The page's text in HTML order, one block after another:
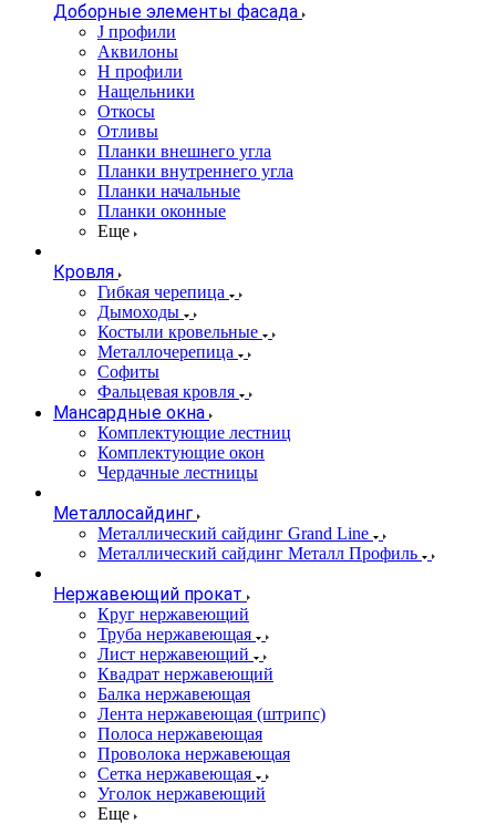
Доборные элементы фасада
J профили
Аквилоны
Н профили
Нащельники
Откосы
Отливы
Планки внешнего угла
Планки внутреннего угла
Планки начальные
Планки оконные
Еще
Кровля
Гибкая черепица
Дымоходы
Костыли кровельные
Металлочерепица
Софиты
Фальцевая кровля
Мансардные окна
Комплектующие лестниц
Комплектующие окон
Чердачные лестницы
Металлосайдинг
Металлический сайдинг Grand Line
Металлический сайдинг Металл Профиль
Нержавеющий прокат
Круг нержавеющий
Труба нержавеющая
Лист нержавеющий
Квадрат нержавеющий
Балка нержавеющая
Лента нержавеющая (штрипс)
Полоса нержавеющая
Проволока нержавеющая
Сетка нержавеющая
Уголок нержавеющий
Еще